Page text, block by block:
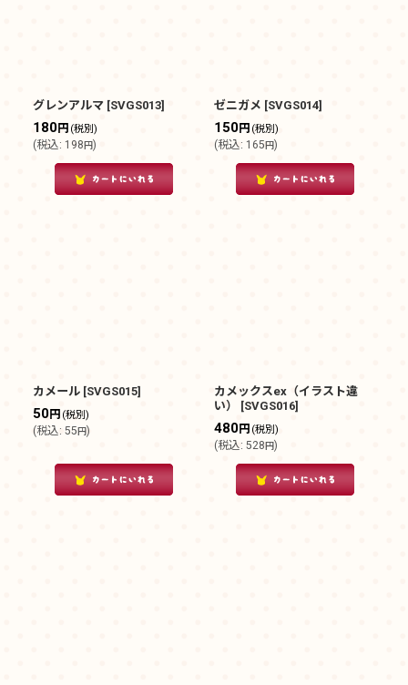
グレンアルマ [SVGS013]
180円 (税別)
(税込: 198円)
ゼニガメ [SVGS014]
150円 (税別)
(税込: 165円)
カメール [SVGS015]
50円 (税別)
(税込: 55円)
カメックスex（イラスト違
い）
[SVGS016]
480円 (税別)
(税込: 528円)